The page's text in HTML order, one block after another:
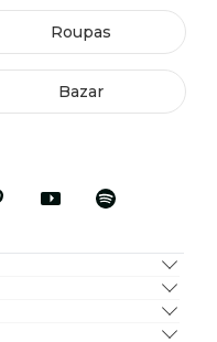
Roupas
Bazar